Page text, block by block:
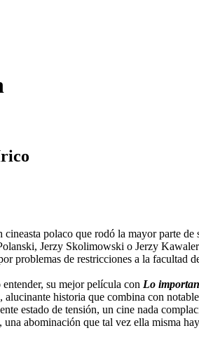
polaco que rodó la mayor parte
Jerzy Skolimowski o Jerzy
problemas de restricciones a la facultad
su mejor película con Lo
, alucinante historia que combina con
estado de tensión, un cine nada
abominación que tal vez ella misma